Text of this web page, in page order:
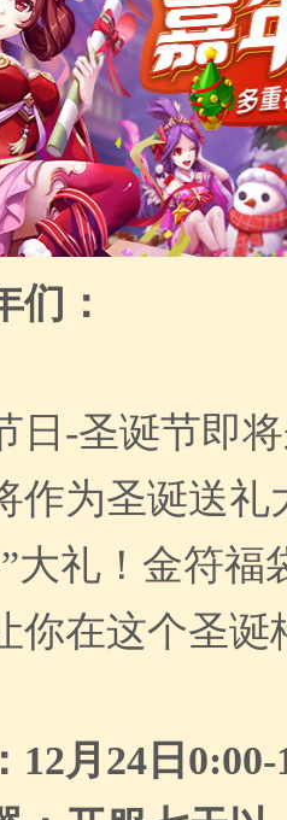
们：
日-圣诞节即
作为圣诞送礼
大礼！金符福
你在这个圣诞
12月24日0:00-